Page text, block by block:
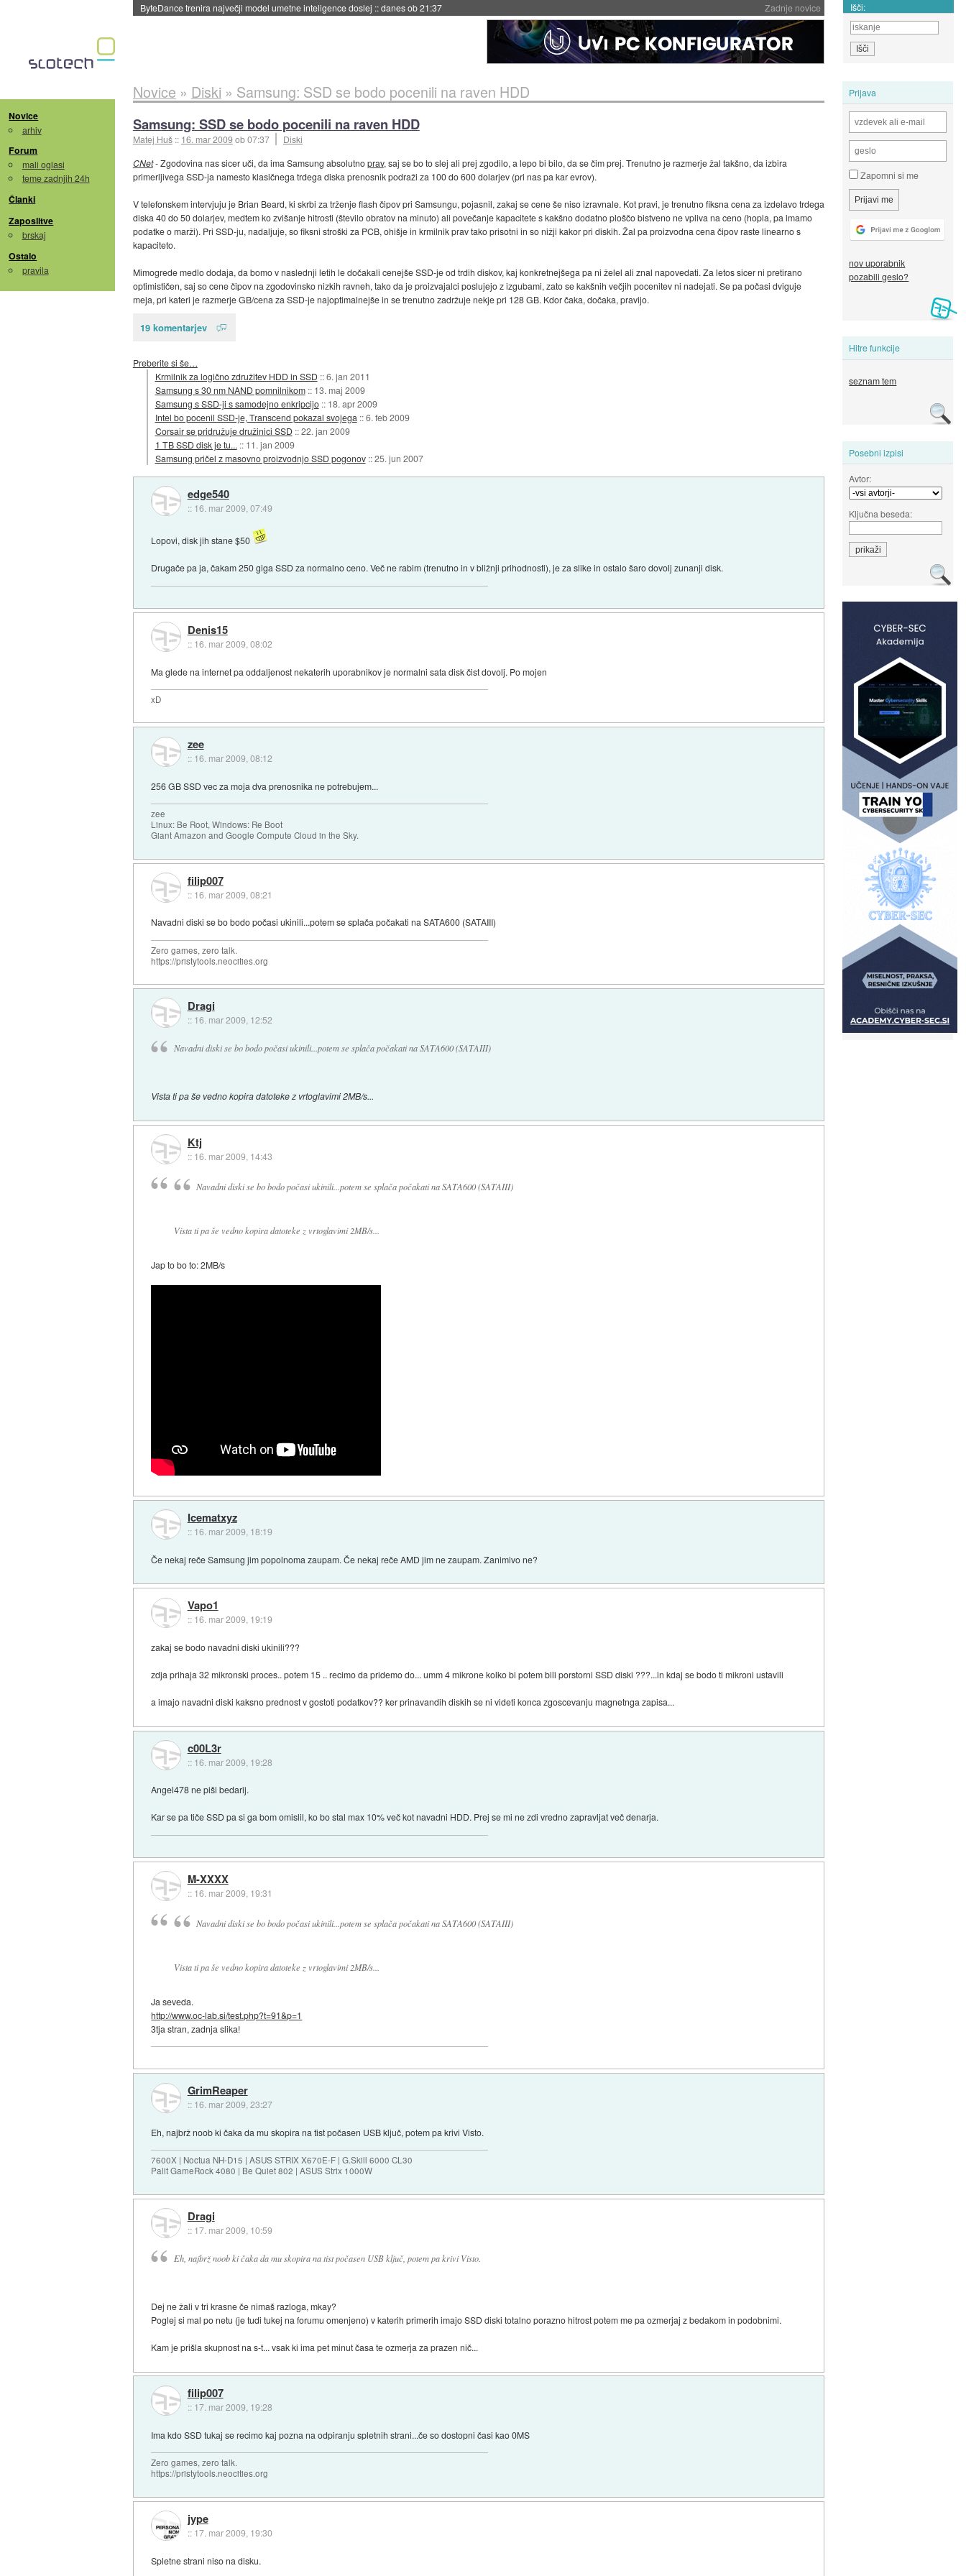
Zadnje novice
Spletne strani začele streči oglase za agente umetne inteligence::danes ob 21:23 Išči:
Novice
arhiv
Forum
mali oglasi
teme zadnjih 24h
Članki
Zaposlitve
brskaj
Ostalo
pravila
Prijava
Zapomni si me
nov uporabnik
pozabili geslo?
Hitre funkcije
seznam tem
Posebni izpisi
Avtor:
Ključna beseda:
Novice » Diski » Samsung: SSD se bodo pocenili na raven HDD
Samsung: SSD se bodo pocenili na raven HDD
Matej Huš :: 16. mar 2009ob 07:37
Diski
CNet- Zgodovina nas sicer uči, da ima Samsung absolutnoprav, saj se bo to slej ali prej zgodilo, a lepo bi bilo, da se čim prej. Trenutno je razmerje žal takšno, da izbira
primerljivega SSD-ja namesto klasičnega trdega diska prenosnik podraži za 100 do 600 dolarjev (pri nas pa kar evrov).
V telefonskem intervjuju je Brian Beard, ki skrbi za trženje flash čipov pri Samsungu, pojasnil, zakaj se cene še niso izravnale. Kot pravi, je trenutno fiksna cena za izdelavo trdega
diska 40 do 50 dolarjev, medtem ko zvišanje hitrosti (število obratov na minuto) ali povečanje kapacitete s kakšno dodatno ploščo bistveno ne vpliva na ceno (hopla, pa imamo
podatke o marži). Pri SSD-ju, nadaljuje, so fiksni stroški za PCB, ohišje in krmilnik prav tako prisotni in so nižji kakor pri diskih. Žal pa proizvodna cena čipov raste linearno s
kapaciteto.
Mimogrede medlo dodaja, da bomo v naslednji letih le dočakali cenejše SSD-je od trdih diskov, kaj konkretnejšega pa ni želel ali znal napovedati. Za letos sicer ni pretirano
optimističen, saj so cene čipov na zgodovinsko nizkih ravneh, tako da je proizvajalci poslujejo z izgubami, zato se kakšnih večjih pocenitev ni nadejati. Se pa počasi dviguje
meja, pri kateri je razmerje GB/cena za SSD-je najoptimalnejše in se trenutno zadržuje nekje pri 128 GB. Kdor čaka, dočaka, pravijo.
19 komentarjev
Preberite si še…
Krmilnik za logično združitev HDD in SSD ::6. jan 2011
Samsung s 30 nm NAND pomnilnikom :: 13. maj 2009
Samsung s SSD-ji s samodejno enkripcijo :: 18. apr 2009
Intel bo pocenil SSD-je, Transcend pokazal svojega ::6. feb 2009
Corsair se pridružuje družinici SSD ::22. jan 2009
1 TB SSD disk je tu... :: 11. jan 2009
Samsung pričel z masovno proizvodnjo SSD pogonov ::25. jun 2007
edge540
:: 16. mar 2009, 07:49
Lopovi, disk jih stane $50
Drugače pa ja, čakam 250 giga SSD za normalno ceno. Več ne rabim (trenutno in v bližnji prihodnosti), je za slike in ostalo šaro dovolj zunanji disk.
Denis15
:: 16. mar 2009, 08:02
Ma glede na internet pa oddaljenost nekaterih uporabnikov je normalni sata disk čist dovolj. Po mojen
xD
zee
:: 16. mar 2009, 08:12
256 GB SSD vec za moja dva prenosnika ne potrebujem...
zee
Linux: Be Root, Windows: Re Boot
Giant Amazon and Google Compute Cloud in the Sky.
filip007
:: 16. mar 2009, 08:21
Navadni diski se bo bodo počasi ukinili...potem se splača počakati na SATA600 (SATAIII)
Zero games, zero talk.
https://pristytools.neocities.org
Dragi
:: 16. mar 2009, 12:52
Navadni diski se bo bodo počasi ukinili...potem se splača počakati na SATA600 (SATAIII)
Vista ti pa še vedno kopira datoteke z vrtoglavimi 2MB/s...
Ktj
:: 16. mar 2009, 14:43
Navadni diski se bo bodo počasi ukinili...potem se splača počakati na SATA600 (SATAIII)
Vista ti pa še vedno kopira datoteke z vrtoglavimi 2MB/s...
Jap to bo to: 2MB/s
Icematxyz
:: 16. mar 2009, 18:19
Če nekaj reče Samsung jim popolnoma zaupam. Če nekaj reče AMD jim ne zaupam. Zanimivo ne?
Vapo1
:: 16. mar 2009, 19:19
zakaj se bodo navadni diski ukinili???
zdja prihaja 32 mikronski proces.. potem 15 .. recimo da pridemo do... umm 4 mikrone kolko bi potem bili porstorni SSD diski ???...in kdaj se bodo ti mikroni ustavili
a imajo navadni diski kaksno prednost v gostoti podatkov?? ker prinavandih diskih se ni videti konca zgoscevanju magnetnga zapisa...
c00L3r
:: 16. mar 2009, 19:28
Angel478 ne piši bedarij.
Kar se pa tiče SSD pa si ga bom omislil, ko bo stal max 10% več kot navadni HDD. Prej se mi ne zdi vredno zapravljat več denarja.
M-XXXX
:: 16. mar 2009, 19:31
Navadni diski se bo bodo počasi ukinili...potem se splača počakati na SATA600 (SATAIII)
Vista ti pa še vedno kopira datoteke z vrtoglavimi 2MB/s...
Ja seveda.
http://www.oc-lab.si/test.php?t=91&p=1
3tja stran, zadnja slika!
GrimReaper
:: 16. mar 2009, 23:27
Eh, najbrž noob ki čaka da mu skopira na tist počasen USB ključ, potem pa krivi Visto.
7600X | Noctua NH-D15 | ASUS STRIX X670E-F | G.Skill 6000 CL30
Palit GameRock 4080 | Be Quiet 802 | ASUS Strix 1000W
Dragi
:: 17. mar 2009, 10:59
Eh, najbrž noob ki čaka da mu skopira na tist počasen USB ključ, potem pa krivi Visto.
Dej ne žali v tri krasne če nimaš razloga, mkay?
Poglej si mal po netu (je tudi tukej na forumu omenjeno) v katerih primerih imajo SSD diski totalno porazno hitrost potem me pa ozmerjaj z bedakom in podobnimi.
Kam je prišla skupnost na s-t... vsak ki ima pet minut časa te ozmerja za prazen nič...
filip007
:: 17. mar 2009, 19:28
Ima kdo SSD tukaj se recimo kaj pozna na odpiranju spletnih strani...če so dostopni časi kao 0MS
Zero games, zero talk.
https://pristytools.neocities.org
jype
:: 17. mar 2009, 19:30
Spletne strani niso na disku.